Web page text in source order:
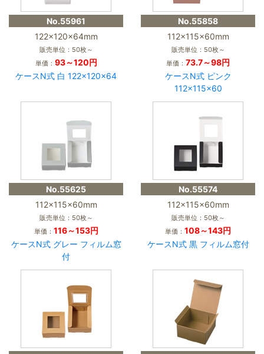
No.55961
122×120×64mm
販売単位：50枚～
単価： 93～120円
ケースN式 白 122×120×64
No.55858
112×115×60mm
販売単位：50枚～
単価： 73.7～98円
ケースN式 ピンク
112×115×60
No.55625
112×115×60mm
販売単位：50枚～
単価： 116～153円
ケースN式 グレー フィルム窓
付
No.55574
112×115×60mm
販売単位：50枚～
単価： 108～143円
ケースN式 黒 フィルム窓付